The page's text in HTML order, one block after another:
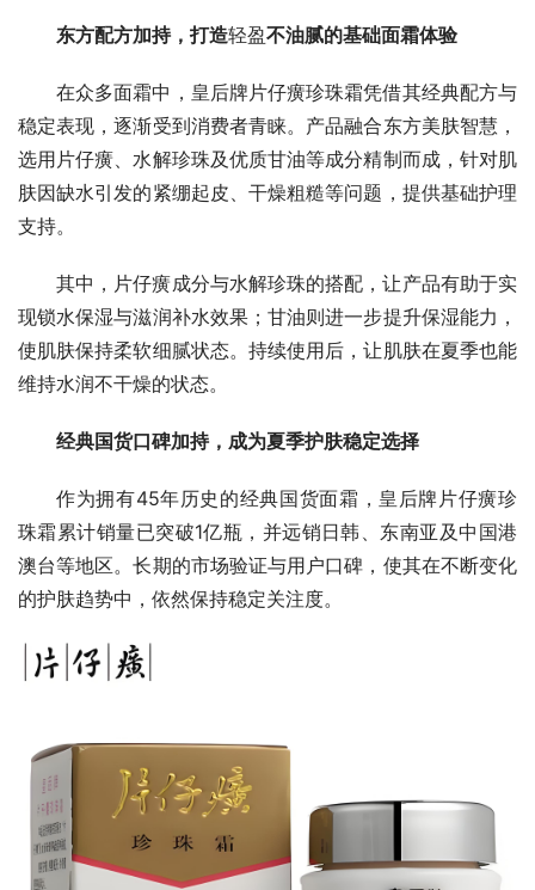
东方配方加持，打造轻盈不油腻的基础面霜体验
在众多面霜中，皇后牌片仔癀珍珠霜凭借其经典配方与
稳定表现，逐渐受到消费者青睐。产品融合东方美肤智慧，
选用片仔癀、水解珍珠及优质甘油等成分精制而成，针对肌
肤因缺水引发的紧绷起皮、干燥粗糙等问题，提供基础护理
支持。
其中，片仔癀成分与水解珍珠的搭配，让产品有助于实
现锁水保湿与滋润补水效果；甘油则进一步提升保湿能力，
使肌肤保持柔软细腻状态。持续使用后，让肌肤在夏季也能
维持水润不干燥的状态。
经典国货口碑加持，成为夏季护肤稳定选择
作为拥有45年历史的经典国货面霜，皇后牌片仔癀珍
珠霜累计销量已突破1亿瓶，并远销日韩、东南亚及中国港
澳台等地区。长期的市场验证与用户口碑，使其在不断变化
的护肤趋势中，依然保持稳定关注度。